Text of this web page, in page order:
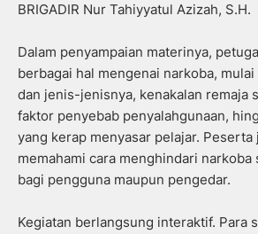
BRIGADIR Nur Tahiyyatul Azizah, S.H.
Dalam penyampaian materinya,
berbagai hal mengenai narkoba,
dan jenis-jenisnya, kenakalan remaja
faktor penyebab penyalahgunaan,
yang kerap menyasar pelajar. Peserta
memahami cara menghindari
bagi pengguna maupun pengedar.
Kegiatan berlangsung interaktif. Para